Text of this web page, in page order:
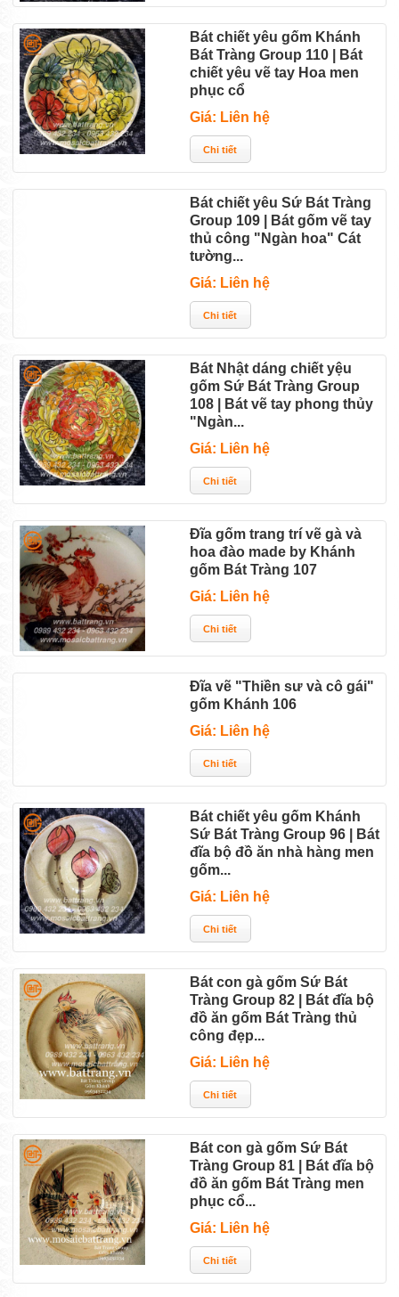
Bát chiết yêu gốm Khánh
Bát Tràng Group 110 | Bát
chiết yêu vẽ tay Hoa men
phục cổ
Giá: Liên hệ
Bát chiết yêu Sứ Bát Tràng
Group 109 | Bát gốm vẽ tay
thủ công "Ngàn hoa" Cát
tường...
Giá: Liên hệ
Bát Nhật dáng chiết yệu
gốm Sứ Bát Tràng Group
108 | Bát vẽ tay phong thủy
"Ngàn...
Giá: Liên hệ
Đĩa gốm trang trí vẽ gà và
hoa đào made by Khánh
gốm Bát Tràng 107
Giá: Liên hệ
Đĩa vẽ "Thiền sư và cô gái"
gốm Khánh 106
Giá: Liên hệ
Bát chiết yêu gốm Khánh
Sứ Bát Tràng Group 96 | Bát
đĩa bộ đồ ăn nhà hàng men
gốm...
Giá: Liên hệ
Bát con gà gốm Sứ Bát
Tràng Group 82 | Bát đĩa bộ
đồ ăn gốm Bát Tràng thủ
công đẹp...
Giá: Liên hệ
Bát con gà gốm Sứ Bát
Tràng Group 81 | Bát đĩa bộ
đồ ăn gốm Bát Tràng men
phục cổ...
Giá: Liên hệ